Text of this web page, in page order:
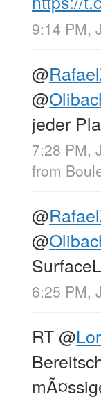
9:14 PM,
@
@
jeder
7:28 PM,
from
@
@
6:25 PM,
RT@